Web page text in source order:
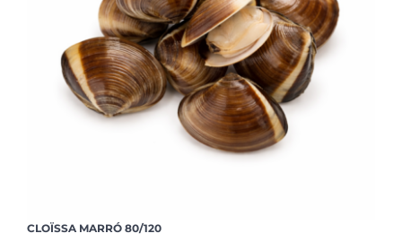
CLOÏSSA MARRÓ 80/120